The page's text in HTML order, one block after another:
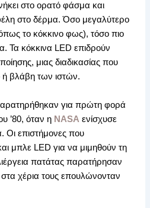
στο ορατό φάσμα και
στο δέρμα. Όσο μεγαλύτερο
το κόκκινο φως), τόσο πιο
Τα κόκκινα LED επιδρούν
μιας διαδικασίας που
ή βλάβη των ιστών.
για πρώτη φορά
’80, όταν η NASA ενίσχυσε
Οι επιστήμονες που
μπλε LED για να μιμηθούν τη
πατάτας παρατήρησαν
στα χέρια τους επουλώνονταν